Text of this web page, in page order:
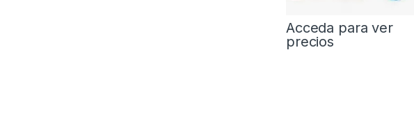
Acceda para ver
precios